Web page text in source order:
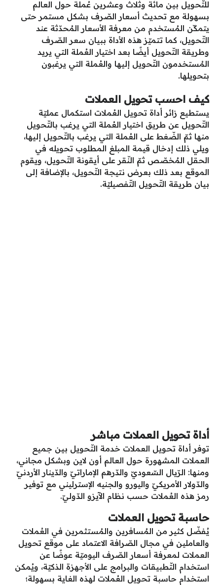
للتّحويل بين مائة وثلاث وعشرين عُملة حول العالم
بسهولة مع تحديث أسعار الصّرف بشكل مستمر حتى
يتمكّن المُستخدم من معرفة الأسعار المُحدّثة عند
التّحويل، كما تتميّز هذه الأداة ببيان سعر الصّرف
وطريقة التّحويل أيضًا بعد اختيار العُملة التي يريد
المُستخدمون التّحويل إليها والعُملة التي يرغبون
بتحويلها.
كيف احسب تحويل العملات
يستطيع زائر أداة تحويل العُملات استكمال عمليّة
التّحويل عن طريق اختيار العُملة التي يرغب بالتّحويل
منها ثمّ الضّغط على العُملة التي يرغب بالتّحويل إليها،
ويلي ذلك إدخال قيمة المبلغ المطلوب تحويله في
الحقل المُخصّص ثمّ النّقر على أيقونة التّحويل، ويقوم
الموقع بعد ذلك بعرض نتيجة التّحويل، بالإضافة إلى
بيان طريقة التّحويل التّفصيليّة.
أداة تحويل العملات مباشر
توفر أداة تحويل العملات خدمة التّحويل بين جميع
العملات المشهورة حول العالم أون لاين وبشكل مجاني،
ومنها: الرّيال السّعوديّ والدّرهم الإماراتيّ والدّينار الأردنيّ
والدّولار الأمريكيّ واليورو والجنيه الإسترليني مع توفير
رمز هذه العُملات حسب نظام الآيزو الدّوليّ.
حاسبة تحويل العملات
يُفضّل كثير من المُسافرين والمُستثمرين في العُملات
والعاملين في مجال الصّرافة الاعتماد على موقع تحويل
العملات لمعرفة أسعار الصّرف اليوميّة عوضًا عن
استخدام التّطبيقات والبرامج على الأجهزة الذكيّة، ويُمكن
استخدام حاسبة تحويل العُملات لهذه الغاية بسهولة؛